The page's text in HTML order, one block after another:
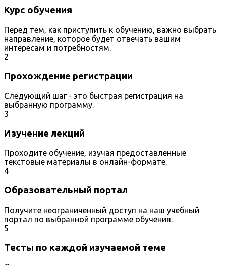
Курс обучения
Перед тем, как приступить к обучению, важно выбрать
направление, которое будет отвечать вашим
интересам и потребностям.
2
Прохождение регистрации
Следующий шаг - это быстрая регистрация на
выбранную программу.
3
Изучение лекций
Проходите обучение, изучая предоставленные
текстовые материалы в онлайн-формате.
4
Образовательный портал
Получите неограниченный доступ на наш учебный
портал по выбранной программе обучения.
5
Тесты по каждой изучаемой теме